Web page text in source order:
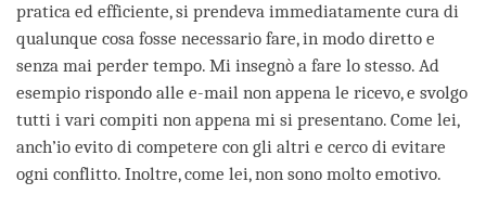
pratica ed efficiente, si prendeva immediatamente cura di
qualunque cosa fosse necessario fare, in modo diretto e
senza mai perder tempo. Mi insegnò a fare lo stesso. Ad
esempio rispondo alle e-mail non appena le ricevo, e svolgo
tutti i vari compiti non appena mi si presentano. Come lei,
anch’io evito di competere con gli altri e cerco di evitare
ogni conflitto. Inoltre, come lei, non sono molto emotivo.